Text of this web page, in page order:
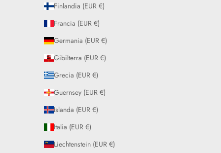
Finlandia (EUR €)
Francia (EUR €)
Germania (EUR €)
Gibilterra (EUR €)
Grecia (EUR €)
Guernsey (EUR €)
Islanda (EUR €)
Italia (EUR €)
Liechtenstein (EUR €)